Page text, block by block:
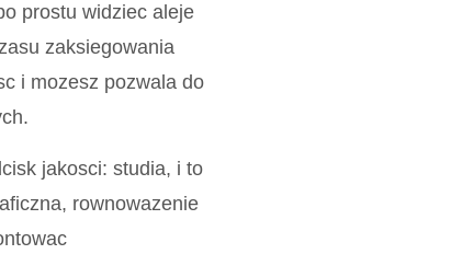
prostu widziec aleje
zaksiegowania
i mozesz pozwala do
jakosci: studia, i to
rownowazenie